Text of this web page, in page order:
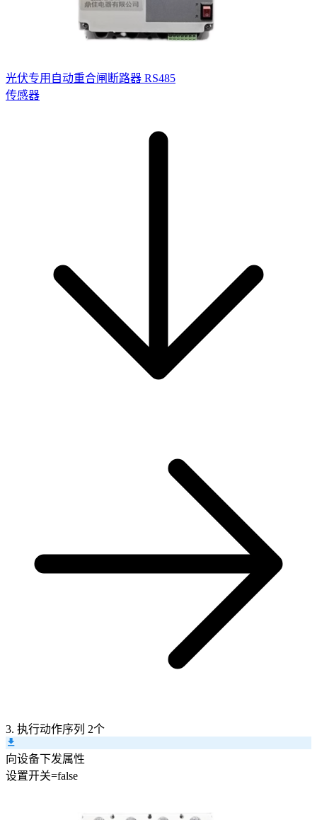
光伏专用自动重合闸断路器 RS485
传感器
3. 执行动作序列 2个
向设备下发属性
设置开关=false